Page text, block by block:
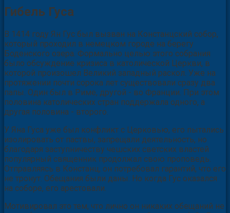
Гибель Гуса
В 1414 году Ян Гус был вызван на Констанцский собор,
который проходил в немецком городе на берегу
Боденского озера. Формально целью этого собрания
было обсуждение кризиса в католической Церкви, в
которой произошел Великий западный раскол. Уже на
протяжении почти сорока лет существовали сразу два
папы. Один был в Риме, другой - во Франции. При этом
половина католических стран поддержала одного, а
другая половина - второго.
У Яна Гуса уже был конфликт с Церковью, его пытались
изолировать от паствы, запрещали деятельность, но
благодаря заступничеству чешских светских властей
популярный священник продолжал свою проповедь.
Отправляясь в Констанц, он потребовал гарантий, что его
не тронут. Обещания были даны. Но когда Гус оказался
на соборе, его арестовали.
Мотивировал это тем, что лично он никаких обещаний не